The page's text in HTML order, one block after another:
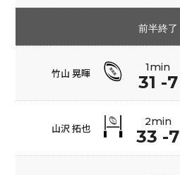
前半終了
竹山 晃暉 1min
31 -7
山沢 拓也 2min
33 -7